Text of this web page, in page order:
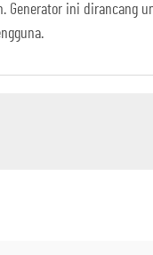
Generator ini dirancang